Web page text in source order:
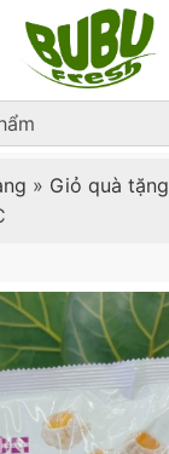
» Giỏ quà tặng